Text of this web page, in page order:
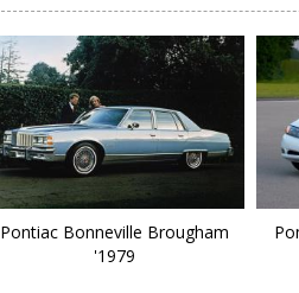
Pontiac Bonneville Brougham
'1979